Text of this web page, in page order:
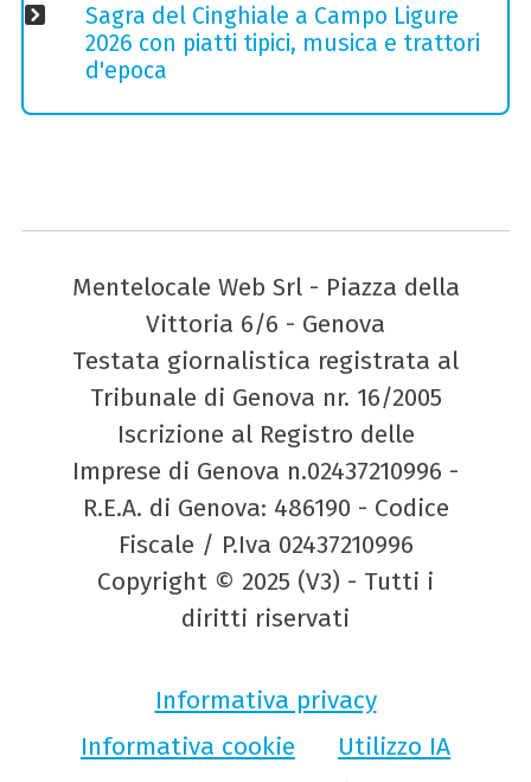
Sagra del Cinghiale a Campo Ligure
2026 con piatti tipici, musica e trattori
d'epoca
Mentelocale Web Srl - Piazza della
Vittoria 6/6 - Genova
Testata giornalistica registrata al
Tribunale di Genova nr. 16/2005
Iscrizione al Registro delle
Imprese di Genova n.02437210996 -
R.E.A. di Genova: 486190 - Codice
Fiscale / P.Iva 02437210996
Copyright © 2025 (V3) - Tutti i
diritti riservati
Informativa privacy
Informativa cookie
Utilizzo IA